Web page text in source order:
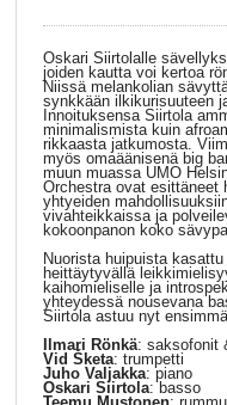
Oskari Siirtolalle
joiden kautta voi kertoa
Niissä melankolian
synkkään ilkikurisuuteen
Innoituksensa Siirtola
minimalismista kuin
rikkaasta jatkumosta.
myös omaäänisenä big
muun muassa UMO
Orchestra ovat esittäneet
yhtyeiden
vivahteikkaissa ja
kokoonpanon koko
Nuorista huipuista
heittäytyvällä
kaihomieliselle ja
yhteydessä nousevana
Siirtola astuu nyt
Ilmari Rönkä: saksofonit
Vid Šketa: trumpetti
Juho Valjakka: piano
Oskari Siirtola: basso